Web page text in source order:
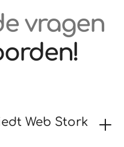
vragen
Web Stork